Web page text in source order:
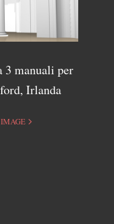
3 manuali per
Irlanda